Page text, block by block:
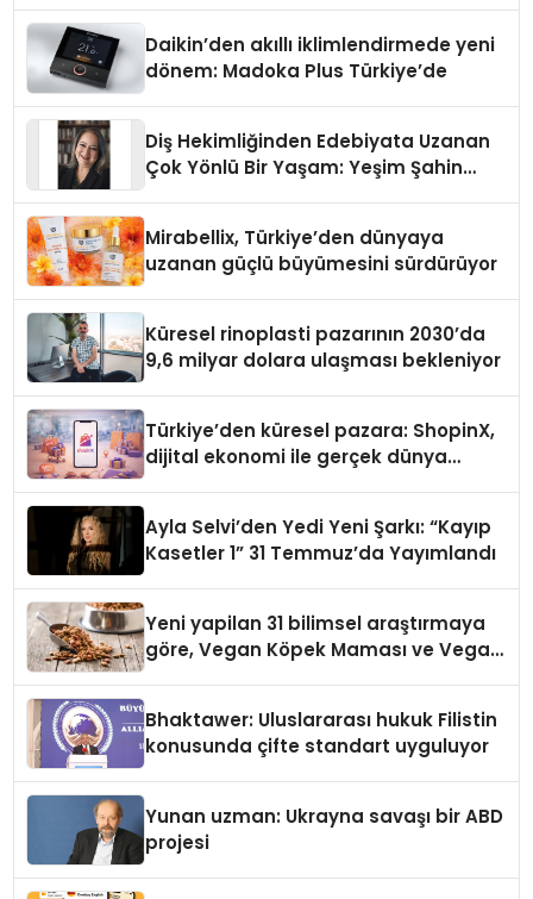
Daikin’den akıllı iklimlendirmede yeni
dönem: Madoka Plus Türkiye’de
Diş Hekimliğinden Edebiyata Uzanan
Çok Yönlü Bir Yaşam: Yeşim Şahin
Mirabellix, Türkiye’den dünyaya
uzanan güçlü büyümesini sürdürüyor
Küresel rinoplasti pazarının 2030’da
9,6 milyar dolara ulaşması bekleniyor
Türkiye’den küresel pazara: ShopinX,
dijital ekonomi ile gerçek dünya
Ayla Selvi’den Yedi Yeni Şarkı: “Kayıp
Kasetler 1” 31 Temmuz’da Yayımlandı
Yeni yapilan 31 bilimsel araştırmaya
göre, Vegan Köpek Maması ve Vegan
Bhaktawer: Uluslararası hukuk Filistin
konusunda çifte standart uyguluyor
Yunan uzman: Ukrayna savaşı bir ABD
projesi